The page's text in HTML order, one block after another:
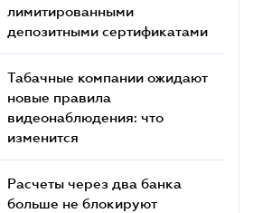
лимитированными
депозитными сертификатами
Табачные компании ожидают
новые правила
видеонаблюдения: что
изменится
Расчеты через два банка
больше не блокируют